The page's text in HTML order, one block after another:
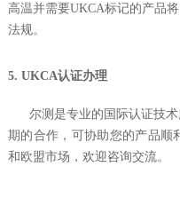
高温并需要UKCA标记的产品
法规。
5. UKCA认证办理
尔测是专业的国际认证技术
期的合作，可协助您的产品顺
和欧盟市场，欢迎咨询交流。